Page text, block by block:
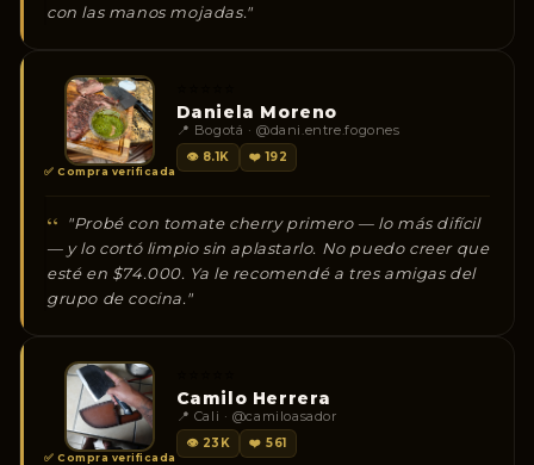
con las manos mojadas."
✅ Compra verificada
Daniela Moreno
📍 Bogotá · @dani.entre.fogones
👁 8.1K ❤️ 192
"Probé con tomate cherry primero — lo más difícil
— y lo cortó limpio sin aplastarlo. No puedo creer que
esté en $74.000. Ya le recomendé a tres amigas del
grupo de cocina."
✅ Compra verificada
Camilo Herrera
📍 Cali · @camiloasador
👁 23K ❤️ 561